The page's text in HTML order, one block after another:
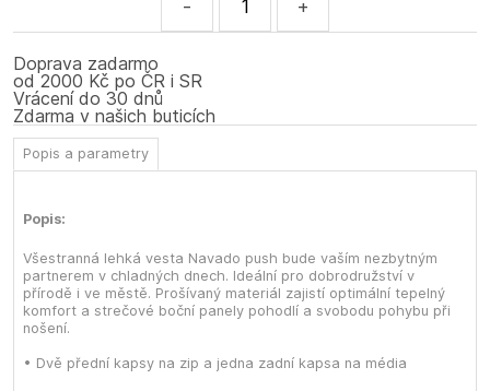
- +
Doprava zadarmo
od 2000 Kč po ČR i SR
Vrácení do 30 dnů
Zdarma v našich buticích
Popis a parametry
Popis:
Všestranná lehká vesta Navado push bude vaším nezbytným
partnerem v chladných dnech. Ideální pro dobrodružství v
přírodě i ve městě. Prošívaný materiál zajistí optimální tepelný
komfort a strečové boční panely pohodlí a svobodu pohybu při
nošení.
• Dvě přední kapsy na zip a jedna zadní kapsa na média